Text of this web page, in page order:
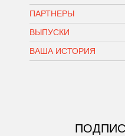
ПАРТНЕРЫ
ВЫПУСКИ
ВАША ИСТОРИЯ